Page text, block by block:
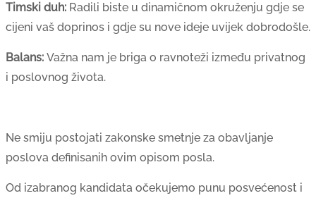
Timski duh: Radili biste u dinamičnom okruženju gdje se
cijeni vaš doprinos i gdje su nove ideje uvijek dobrodošle.
Balans: Važna nam je briga o ravnoteži između privatnog
i poslovnog života.
Ne smiju postojati zakonske smetnje za obavljanje
poslova definisanih ovim opisom posla.
Od izabranog kandidata očekujemo punu posvećenost i